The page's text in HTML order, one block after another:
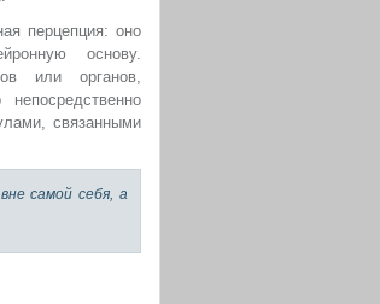
перцепция: оно
основу.
или органов,
связанными
самой себя, а